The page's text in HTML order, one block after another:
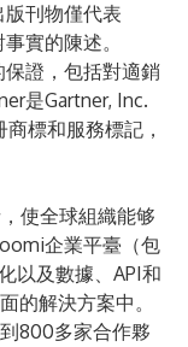
刊物僅代表
實的陳述。
證，包括對適銷
是Gartner, Inc.
標和服務標記，
使全球組織能够
企業平臺（包
以及數據、API和
的解決方案中。
800多家合作夥